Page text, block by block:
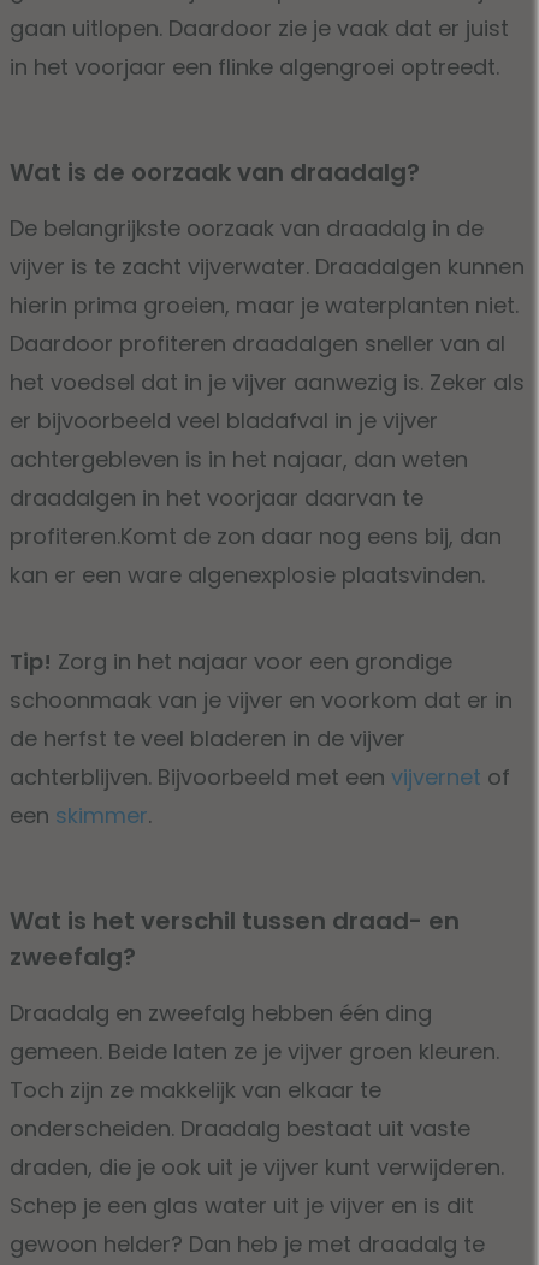
gaan uitlopen. Daardoor zie je vaak dat er juist
in het voorjaar een flinke algengroei optreedt.
Wat is de oorzaak van draadalg?
De belangrijkste oorzaak van draadalg in de
vijver is te zacht vijverwater. Draadalgen kunnen
hierin prima groeien, maar je waterplanten niet.
Daardoor profiteren draadalgen sneller van al
het voedsel dat in je vijver aanwezig is. Zeker als
er bijvoorbeeld veel bladafval in je vijver
achtergebleven is in het najaar, dan weten
draadalgen in het voorjaar daarvan te
profiteren.Komt de zon daar nog eens bij, dan
kan er een ware algenexplosie plaatsvinden.
Tip! Zorg in het najaar voor een grondige
schoonmaak van je vijver en voorkom dat er in
de herfst te veel bladeren in de vijver
achterblijven. Bijvoorbeeld met een vijvernet of
een skimmer.
Wat is het verschil tussen draad- en
zweefalg?
Draadalg en zweefalg hebben één ding
gemeen. Beide laten ze je vijver groen kleuren.
Toch zijn ze makkelijk van elkaar te
onderscheiden. Draadalg bestaat uit vaste
draden, die je ook uit je vijver kunt verwijderen.
Schep je een glas water uit je vijver en is dit
gewoon helder? Dan heb je met draadalg te